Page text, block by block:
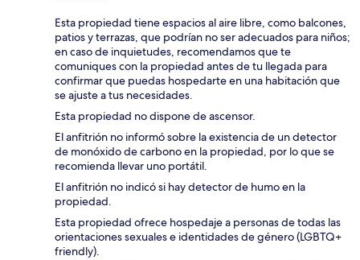
Esta propiedad tiene espacios al aire libre, como balcones,
patios y terrazas, que podrían no ser adecuados para niños;
en caso de inquietudes, recomendamos que te
comuniques con la propiedad antes de tu llegada para
confirmar que puedas hospedarte en una habitación que
se ajuste a tus necesidades.
Esta propiedad no dispone de ascensor.
El anfitrión no informó sobre la existencia de un detector
de monóxido de carbono en la propiedad, por lo que se
recomienda llevar uno portátil.
El anfitrión no indicó si hay detector de humo en la
propiedad.
Esta propiedad ofrece hospedaje a personas de todas las
orientaciones sexuales e identidades de género (LGBTQ+
friendly).